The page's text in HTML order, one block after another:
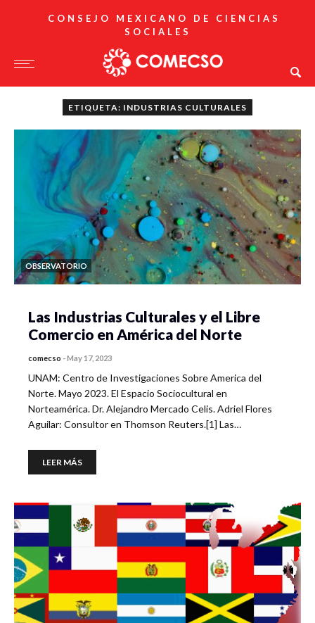
CONSEJO MEXICANO DE CIENCIAS
SOCIALES
ETIQUETA: INDUSTRIAS CULTURALES
OBSERVATORIO
Las Industrias Culturales y el Libre
Comercio en América del Norte
comecso -May 17, 2023
UNAM: Centro de Investigaciones Sobre America del
Norte. Mayo 2023. El Espacio Sociocultural en
Norteamérica. Dr. Alejandro Mercado Celis. Adriel Flores
Aguilar: Consultor en Thomson Reuters.[1] Las…
LEER MÁS